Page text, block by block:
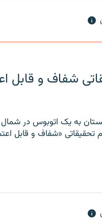
شفاف و قابل
به یک اتوبوس در
«شفاف و قابل